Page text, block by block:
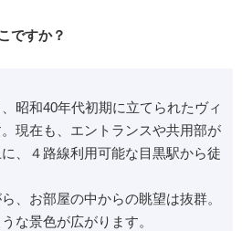
ですか？
昭和40年代初期に立てられたヴィ
現在も、エントランスや共用部が
、４路線利用可能な目黒駅から徒
、お部屋の中からの眺望は抜群。
な景色が広がります。